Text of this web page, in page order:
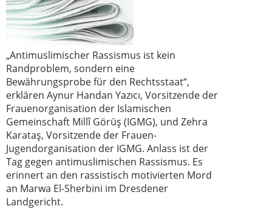
„Antimuslimischer Rassismus ist kein
Randproblem, sondern eine
Bewährungsprobe für den Rechtsstaat“,
erklären Aynur Handan Yazıcı, Vorsitzende der
Frauenorganisation der Islamischen
Gemeinschaft Millî Görüş (IGMG), und Zehra
Karataş, Vorsitzende der Frauen-
Jugendorganisation der IGMG. Anlass ist der
Tag gegen antimuslimischen Rassismus. Es
erinnert an den rassistisch motivierten Mord
an Marwa El-Sherbini im Dresdener
Landgericht.